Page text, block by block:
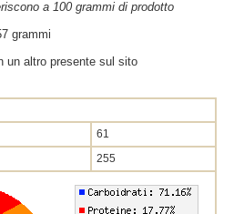
a 100 grammi di prodotto
grammi
un altro presente sul sito
61
255